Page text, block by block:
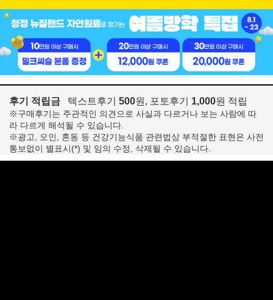
후기 적립금 텍스트후기 500원, 포토후기 1,000원 적립
※구매후기는 주관적인 의견으로 사실과 다르거나 보는 사람에 따
라 다르게 해석될 수 있습니다.
※광고, 오인, 혼동 등 건강기능식품 관련법상 부적절한 표현은 사전
통보없이 별표시(*) 및 임의 수정, 삭제될 수 있습니다.